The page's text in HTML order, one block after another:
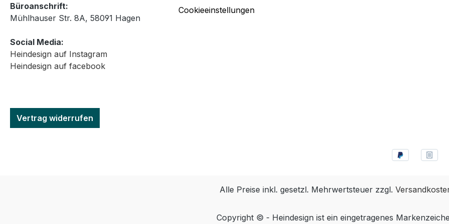
Büroanschrift:
Mühlhauser Str. 8A, 58091 Hagen
Social Media:
Heindesign auf Instagram
Heindesign auf facebook
Vertrag widerrufen
Cookieeinstellungen
Alle Preise inkl. gesetzl. Mehrwertsteuer zzgl.
Copyright © - Heindesign ist ein eingetragenes